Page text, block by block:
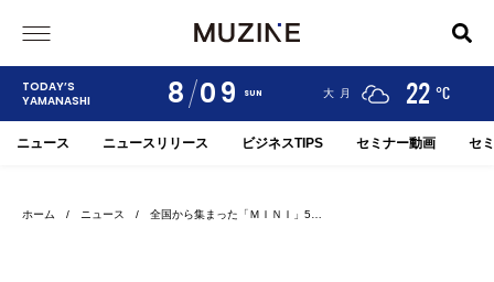
TODAY’S
YAMANASHI
8 09 SUN
甲府 河口湖 大月 22 °C
ニュース ニュースリリース ビジネスTIPS セミナー動画 セ
ホーム / ニュース / 全国から集まった「ＭＩＮＩ」5…